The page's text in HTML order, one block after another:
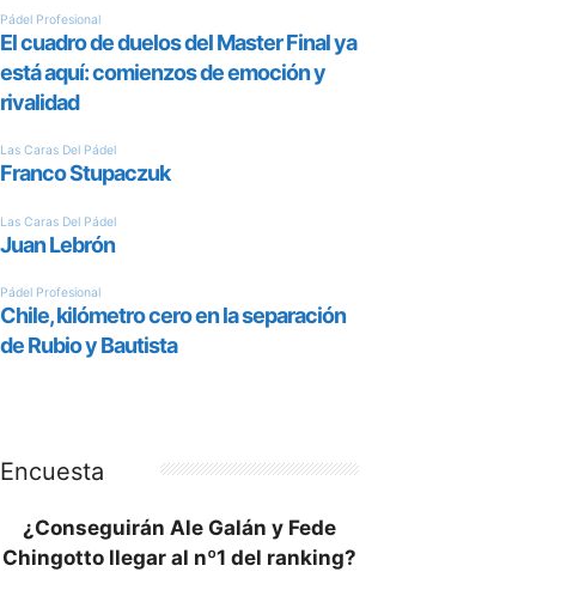
Encuesta
¿Conseguirán Ale Galán y Fede
Chingotto llegar al nº1 del ranking?